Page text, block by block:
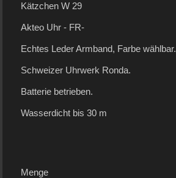
Kätzchen W 29
Akteo Uhr - FR-
Echtes Leder Armband, Farbe wählbar.
Schweizer Uhrwerk Ronda.
Batterie betrieben.
Wasserdicht bis 30 m
Menge